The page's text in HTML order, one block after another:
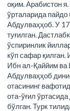
оқим. Арабистон
ўрталарида
Абдулваҳҳоб. У
туғилган.
ўспиринлик
кўп сафар
Ибн ал-Қаййим ва
Абдулваҳҳоб
отасининг
ота-ўғил
бўлган. Турк